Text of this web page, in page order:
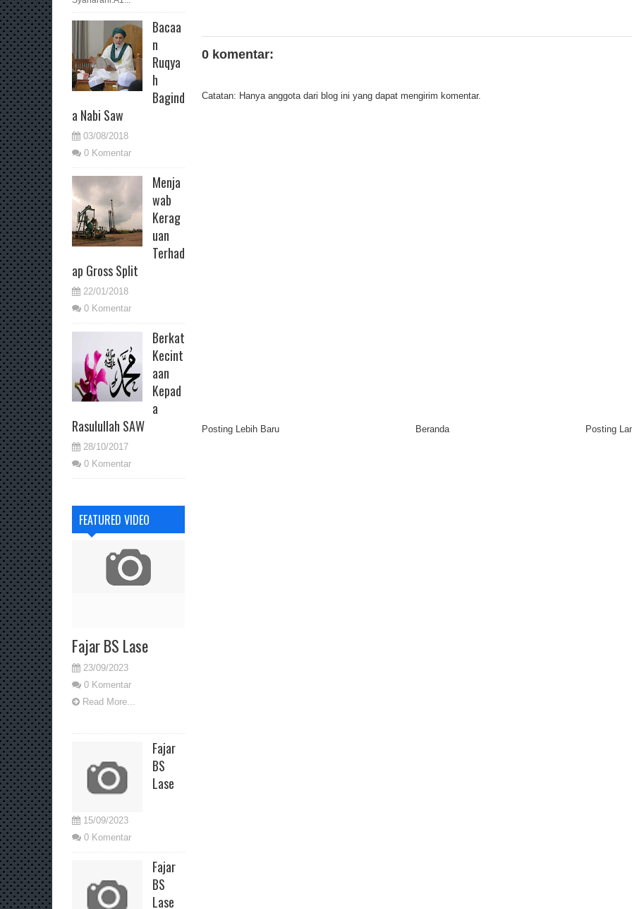
Bacaa
n
Ruqya
h
Bagind
a Nabi Saw
03/08/2018
0 Komentar
Menja
wab
Kerag
uan
Terhad
ap Gross Split
22/01/2018
0 Komentar
Berkat
Kecint
aan
Kepad
a
Rasulullah SAW
28/10/2017
0 Komentar
FEATURED VIDEO
Fajar BS Lase
23/09/2023
0 Komentar
Read More...
Fajar
BS
Lase
15/09/2023
0 Komentar
Fajar
BS
Lase
0 komentar:
Catatan: Hanya anggota dari blog ini yang dapat mengirim komentar.
Posting Lebih Baru Posting
Beranda